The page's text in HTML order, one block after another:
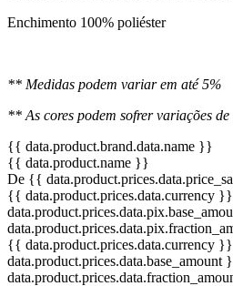
Enchimento 100% poliéster
** Medidas podem variar em até 5%
** As cores podem sofrer variações
{{ data.product.brand.data.name }}
{{ data.product.name }}
De {{
{{ data.product.prices.data.currency }}
{{ data.product.prices.data.currency }}
data.product.prices.data.base_amount